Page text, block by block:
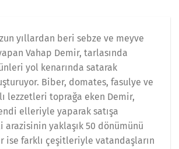
yıllardan beri sebze ve meyve
Vahap Demir, tarlasında
yol kenarında satarak
Biber, domates, fasulye ve
lezzetleri toprağa eken Demir,
elleriyle yaparak satışa
arazisinin yaklaşık 50 dönümünü
ise farklı çeşitleriyle vatandaşların